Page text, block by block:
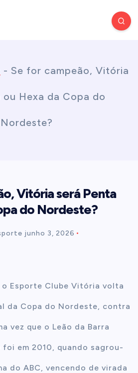
- Se for campeão, Vitória
ou Hexa da Copa do
Nordeste?
Vitória será Penta
do Nordeste?
junho 3, 2026
o Esporte Clube Vitória volta
da Copa do Nordeste, contra
vez que o Leão da Barra
em 2010, quando sagrou-
do ABC, vencendo de virada